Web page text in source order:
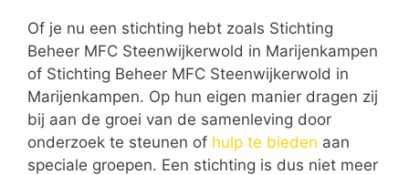
Of je nu een stichting hebt zoals Stichting
Beheer MFC Steenwijkerwold in Marijenkampen
of Stichting Beheer MFC Steenwijkerwold in
Marijenkampen. Op hun eigen manier dragen zij
bij aan de groei van de samenleving door
onderzoek te steunen of hulp te bieden aan
speciale groepen. Een stichting is dus niet meer